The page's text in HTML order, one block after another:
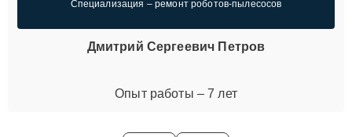
Специализация – ремонт роботов-пылесосов
Дмитрий Сергеевич Петров
Опыт работы – 7 лет